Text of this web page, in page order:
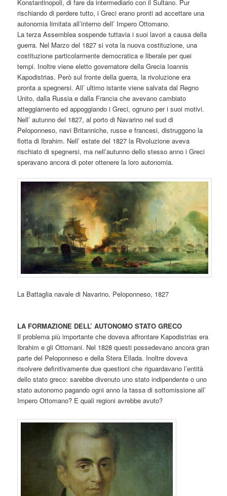
Konstantinopoli, di fare da intermediario con il Sultano. Pur
rischiando di perdere tutto, i Greci erano pronti ad accettare una
autonomia limitata all’interno dell’ Impero Ottomano.
La terza Assemblea sospende tuttavia i suoi lavori a causa della
guerra. Nel Marzo del 1827 si vota la nuova costituzione, una
costituzione particolarmente democratica e liberale per quei
tempi. Inoltre viene eletto governatore della Grecia Ioannis
Kapodistrias. Però sul fronte della guerra, la rivoluzione era
pronta a spegnersi. All’ ultimo istante viene salvata dal Regno
Unito, dalla Russia e dalla Francia che avevano cambiato
atteggiamento ed appoggiando i Greci, ognuno per i suoi motivi.
Nell’ autunno del 1827, al porto di Navarino nel sud di
Peloponneso, navi Britanniche, russe e francesi, distruggono la
flotta di Ibrahim. Nell’ estate del 1827 la Rivoluzione aveva
rischiato di spegnersi, ma nell’autunno dello stesso anno i Greci
speravano ancora di poter ottenere la loro autonomia.
La Battaglia navale di Navarino, Peloponneso, 1827
LA FORMAZIONE DELL’ AUTONOMO STATO GRECO
Il problema più importante che doveva affrontare Kapodistrias era
Ibrahim e gli Ottomani. Nel 1828 questi possedevano ancora gran
parte del Peloponneso e della Stera Ellada. Inoltre doveva
risolvere definitivamente due questioni che riguardavano l’entità
dello stato greco: sarebbe divenuto uno stato indipendente o uno
stato autonomo pagando ogni anno la tassa di sottomissione all’
Impero Ottomano? E quali regioni avrebbe avuto?